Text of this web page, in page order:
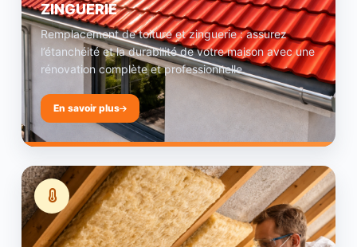
ZINGUERIE
Remplacement de toiture et zinguerie : assurez
l’étanchéité et la durabilité de votre maison avec une
rénovation complète et professionnelle.
En savoir plus